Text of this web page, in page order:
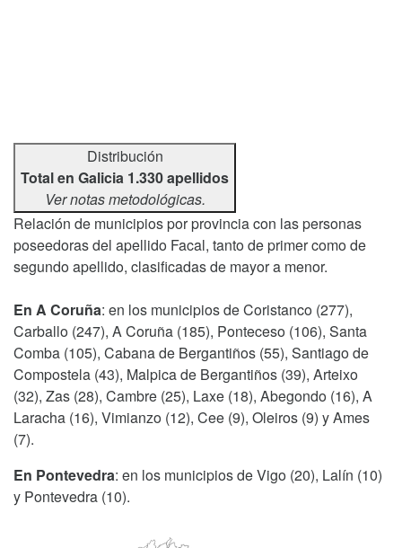
Distribución
Total en Galicia 1.330 apellidos
Ver notas metodológicas.
Relación de municipios por provincia con las personas
poseedoras del apellido Facal, tanto de primer como de
segundo apellido, clasificadas de mayor a menor.
En A Coruña: en los municipios de Coristanco (277),
Carballo (247), A Coruña (185), Ponteceso (106), Santa
Comba (105), Cabana de Bergantiños (55), Santiago de
Compostela (43), Malpica de Bergantiños (39), Arteixo
(32), Zas (28), Cambre (25), Laxe (18), Abegondo (16), A
Laracha (16), Vimianzo (12), Cee (9), Oleiros (9) y Ames
(7).
En Pontevedra: en los municipios de Vigo (20), Lalín (10)
y Pontevedra (10).